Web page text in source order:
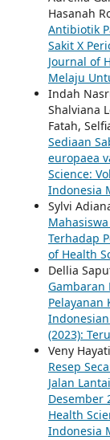
Hasanah
Antibiotik
Sakit X
Journal of
Melaju
Indah
Shalviana
Fatah,
Sediaan
europaea
Science:
Indonesia
Sylvi
Terhadap
of Health
Dellia
Gambaran
Pelayanan
Indonesian
(2023):
Veny
Resep
Jalan
Desember
Health
Indonesia